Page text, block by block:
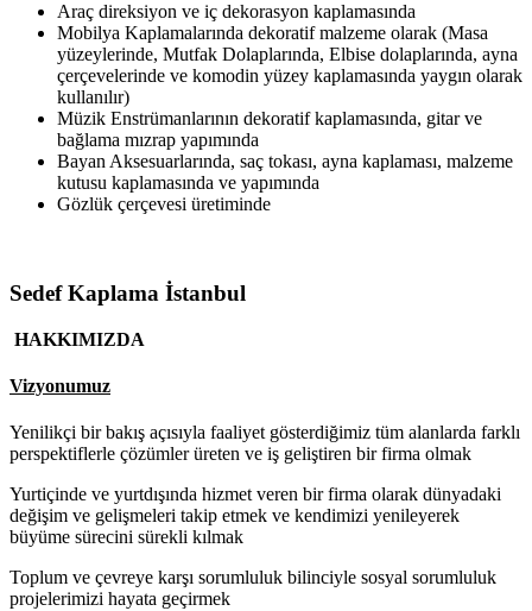
Araç direksiyon ve iç dekorasyon kaplamasında
Mobilya Kaplamalarında dekoratif malzeme olarak (Masa
yüzeylerinde, Mutfak Dolaplarında, Elbise dolaplarında, ayna
çerçevelerinde ve komodin yüzey kaplamasında yaygın olarak
kullanılır)
Müzik Enstrümanlarının dekoratif kaplamasında, gitar ve
bağlama mızrap yapımında
Bayan Aksesuarlarında, saç tokası, ayna kaplaması, malzeme
kutusu kaplamasında ve yapımında
Gözlük çerçevesi üretiminde
Sedef Kaplama İstanbul
HAKKIMIZDA
Vizyonumuz
Yenilikçi bir bakış açısıyla faaliyet gösterdiğimiz tüm alanlarda farklı
perspektiflerle çözümler üreten ve iş geliştiren bir firma olmak
Yurtiçinde ve yurtdışında hizmet veren bir firma olarak dünyadaki
değişim ve gelişmeleri takip etmek ve kendimizi yenileyerek
büyüme sürecini sürekli kılmak
Toplum ve çevreye karşı sorumluluk bilinciyle sosyal sorumluluk
projelerimizi hayata geçirmek